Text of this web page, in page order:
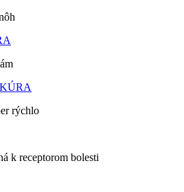
rýchlo
k receptorom bolesti